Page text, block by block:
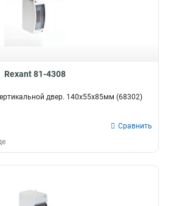
Rexant 81-4308
двер. 140х55х85мм (68302)
Сравнить